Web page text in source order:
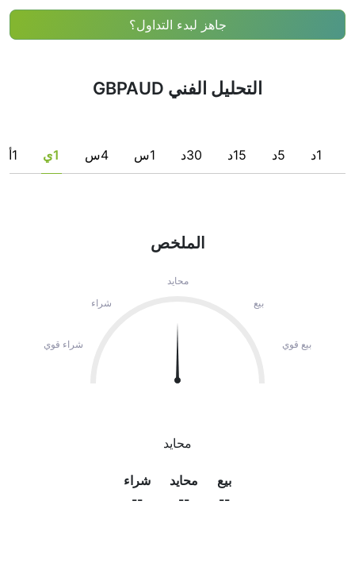
جاهز لبدء التداول؟
التحليل الفني GBPAUD
1د 5د 15د 30د 1س 4س 1ي 1أ
الملخص
محايد
بيع
شراء
بيع قوي شراء قوي
محايد
بيع
--
محايد
--
شراء
--